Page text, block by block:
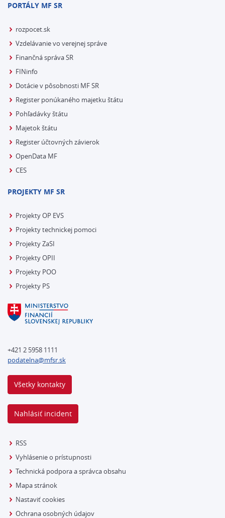
PORTÁLY MF SR
rozpocet.sk
Vzdelávanie vo verejnej správe
Finančná správa SR
FINinfo
Dotácie v pôsobnosti MF SR
Register ponúkaného majetku štátu
Pohľadávky štátu
Majetok štátu
Register účtovných závierok
OpenData MF
CES
PROJEKTY MF SR
Projekty OP EVS
Projekty technickej pomoci
Projekty ZaSI
Projekty OPII
Projekty POO
Projekty PS
+421 2 5958 1111
podatelna@mfsr.sk
Všetky kontakty
Nahlásiť incident
RSS
Vyhlásenie o prístupnosti
Technická podpora a správca obsahu
Mapa stránok
Nastaviť cookies
Ochrana osobných údajov